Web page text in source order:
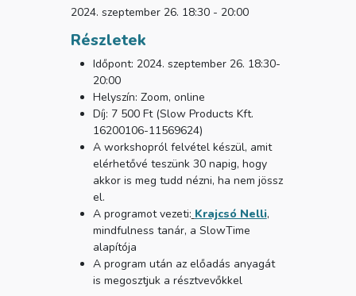
2024. szeptember 26. 18:30 - 20:00
Részletek
Időpont: 2024. szeptember 26. 18:30-
20:00
Helyszín: Zoom, online
Díj: 7 500 Ft (Slow Products Kft.
16200106-11569624)
A workshopról felvétel készül, amit
elérhetővé teszünk 30 napig, hogy
akkor is meg tudd nézni, ha nem jössz
el.
A programot vezeti: Krajcsó Nelli,
mindfulness tanár, a SlowTime
alapítója
A program után az előadás anyagát
is megosztjuk a résztvevőkkel